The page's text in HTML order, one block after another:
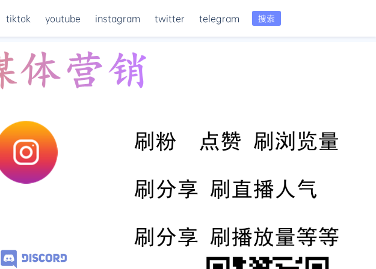
搜索
tiktok youtube instagram twitter telegram